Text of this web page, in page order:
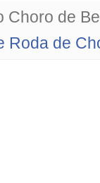
Choro de
Roda de